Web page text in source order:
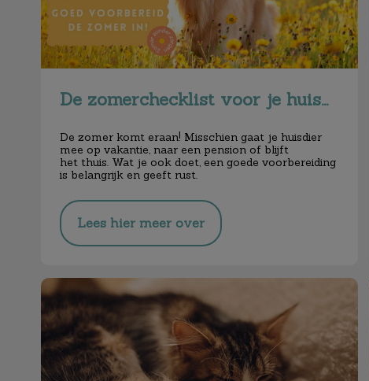
De zomerchecklist voor je huisdier
De zomer komt eraan! Misschien gaat je huisdier
mee op vakantie, naar een pension of blijft
het thuis. Wat je ook doet, een goede voorbereiding
is belangrijk en geeft rust.
Lees hier meer over
Last minute vuurwerktips